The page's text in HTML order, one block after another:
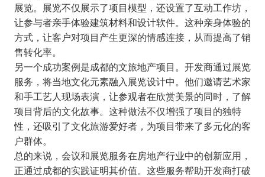
展览。展览不仅展示了项目模型，还设置了互动工作坊，
让参与者亲手体验建筑材料和设计软件。这种亲身体验的
方式，让客户对项目产生更深的情感连接，从而提高了销
售转化率。
另一个成功案例是成都的文旅地产项目。开发商通过展览
服务，将当地文化元素融入展览设计中。他们邀请艺术家
和手工艺人现场表演，让参观者在欣赏美景的同时，了解
项目背后的文化故事。这种做法不仅增强了项目的独特
性，还吸引了文化旅游爱好者，为项目带来了多元化的客
户群体。
总的来说，会议和展览服务在房地产行业中的创新应用，
正通过成都的实践证明其价值。这些服务帮助开发商打破